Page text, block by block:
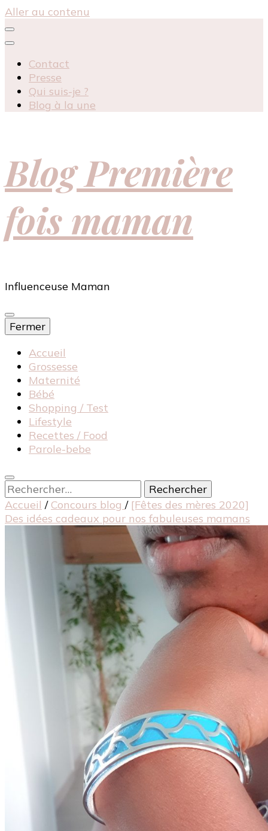
Aller au contenu
Contact
Presse
Qui suis-je ?
Blog à la une
Blog Première
fois maman
Influenceuse Maman
Fermer
Accueil
Grossesse
Maternité
Bébé
Shopping / Test
Lifestyle
Recettes / Food
Parole-bebe
Rechercher :
Accueil / Concours blog / [Fêtes des mères 2020]
Des idées cadeaux pour nos fabuleuses mamans